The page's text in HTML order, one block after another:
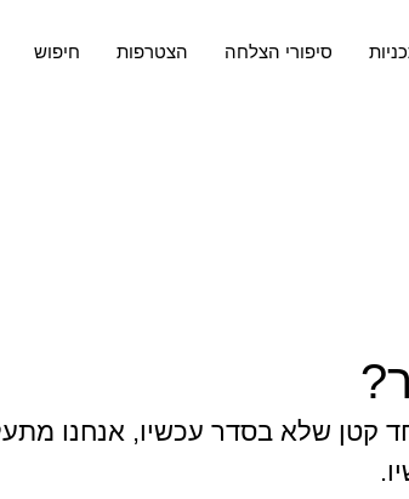
חיפוש הצטרפות סיפורי הצלחה
קטן שלא בסדר עכשיו, אנחנו